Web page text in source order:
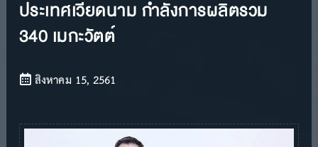
ประเทศเวียดนาม กำลังการผลิตรวม
340 เมกะวัตต์
สิงหาคม 15, 2561